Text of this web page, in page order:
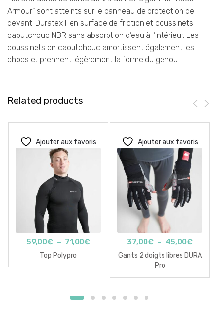
Armour” sont atteints sur le panneau de protection de
devant: Duratex II en surface de friction et coussinets
caoutchouc NBR sans absorption d’eau à l’intérieur. Les
coussinets en caoutchouc amortissent également les
chocs et prennent légèrement la forme du genou.
Related products
Ajouter aux favoris
59,00€ – 71,00€Plage
prix :
59,00€
71,00€
Top Polypro
Ajouter aux favoris
37,00€ – 45,00€Plage
de
37,00€
Gants 2 doigts libres DURA
Pro